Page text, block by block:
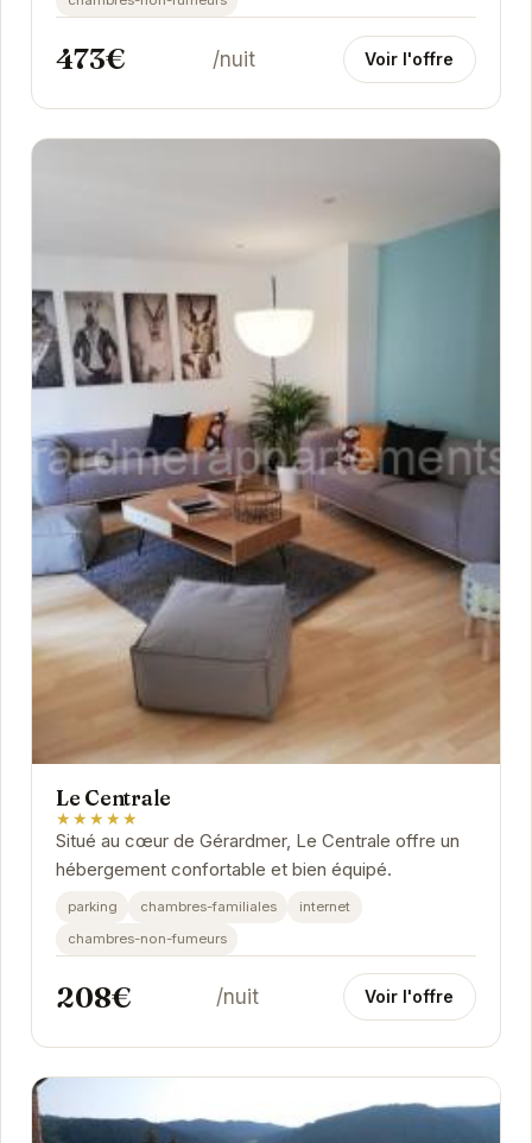
473€ /nuit Voir l'offre
Le Centrale
★★★★★
Situé au cœur de Gérardmer, Le Centrale offre un
hébergement confortable et bien équipé.
parking chambres-familiales
internet
chambres-non-fumeurs
208€ /nuit Voir l'offre